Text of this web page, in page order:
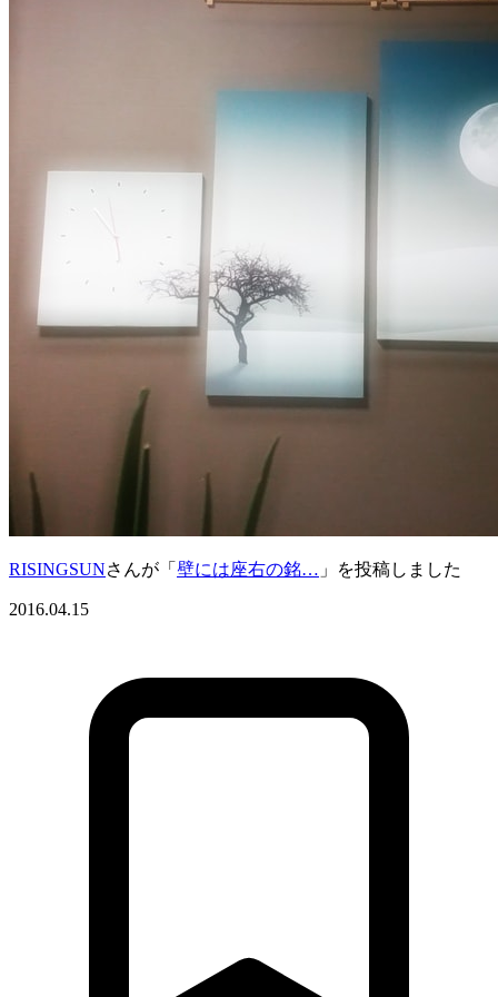
RISINGSUNさんが「 壁には座右の銘… 」を投稿しました
2016.04.15